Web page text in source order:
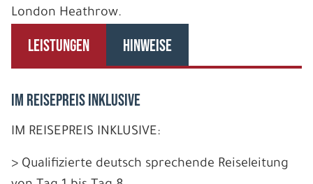
London Heathrow.
LEISTUNGEN HINWEISE
IM REISEPREIS INKLUSIVE
IM REISEPREIS INKLUSIVE:
> Qualifizierte deutsch sprechende Reiseleitung